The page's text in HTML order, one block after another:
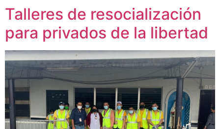
Talleres de resocialización
para privados de la libertad